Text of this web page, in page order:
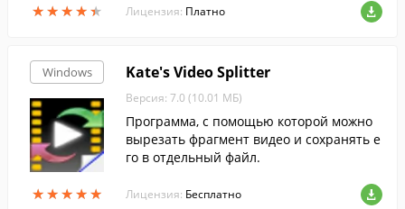
★★★★★
★★★★★ Лицензия: Платно
Windows
★★★★★
★★★★★
Kate's Video Splitter
Версия: 7.0 (10.01 МБ)
Программа, с помощью которой можно
вырезать фрагмент видео и сохранять е
го в отдельный файл.
Лицензия: Бесплатно